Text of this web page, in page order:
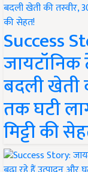
Success
जायटॉनिक
बदली खेती
तक घटी
मिट्टी की